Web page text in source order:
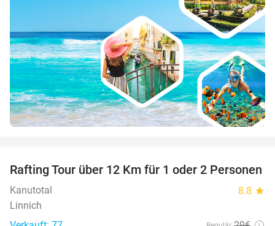
34%
Rafting Tour über 12 Km für 1 oder 2 Personen
Kanutotal 8.8 star
Linnich